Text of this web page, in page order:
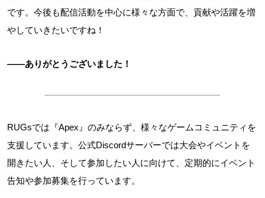
です。今後も配信活動を中心に様々な方面で、貢献や活躍を増
やしていきたいですね！
――ありがとうございました！
RUGsでは『Apex』のみならず、様々なゲームコミュニティを
支援しています。公式Discordサーバーでは大会やイベントを
開きたい人、そして参加したい人に向けて、定期的にイベント
告知や参加募集を行っています。